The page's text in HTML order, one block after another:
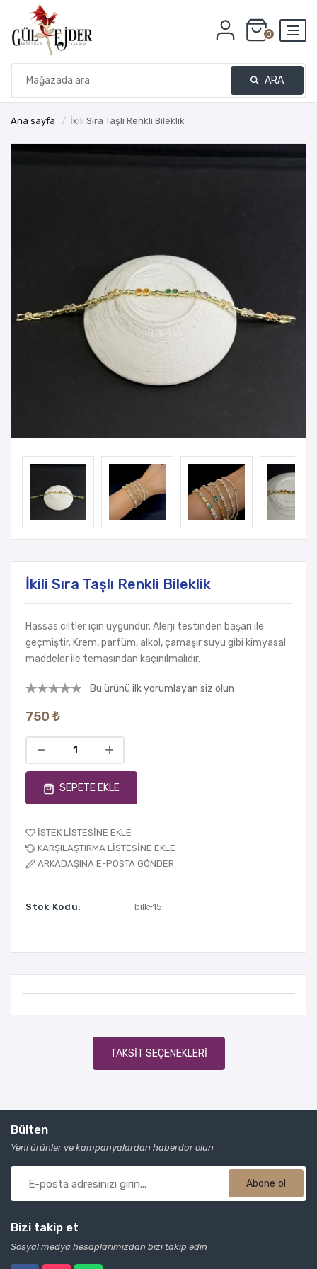
0
ARA
Ana sayfa / İkili Sıra Taşlı Renkli Bileklik
İkili Sıra Taşlı Renkli Bileklik
Hassas ciltler için uygundur. Alerji testinden başarı ile
geçmiştir. Krem, parfüm, alkol, çamaşır suyu gibi kimyasal
maddeler ile temasından kaçınılmalıdır.
Bu ürünü ilk yorumlayan siz olun
750 ₺
SEPETE EKLE
İSTEK LISTESINE EKLE
KARŞILAŞTIRMA LISTESINE EKLE
ARKADAŞINA E-POSTA GÖNDER
Stok Kodu: bilk-15
TAKSIT SEÇENEKLERI
Bülten
Yeni ürünler ve kampanyalardan haberdar olun
Abone ol
Bizi takip et
Sosyal medya hesaplarımızdan bizi takip edin